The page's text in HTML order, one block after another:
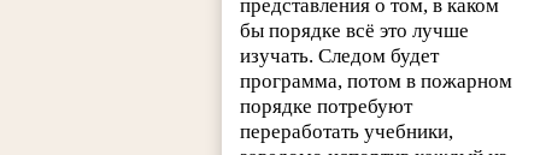
представления о том, в каком
бы порядке всё это лучше
изучать. Следом будет
программа, потом в пожарном
порядке потребуют
переработать учебники,